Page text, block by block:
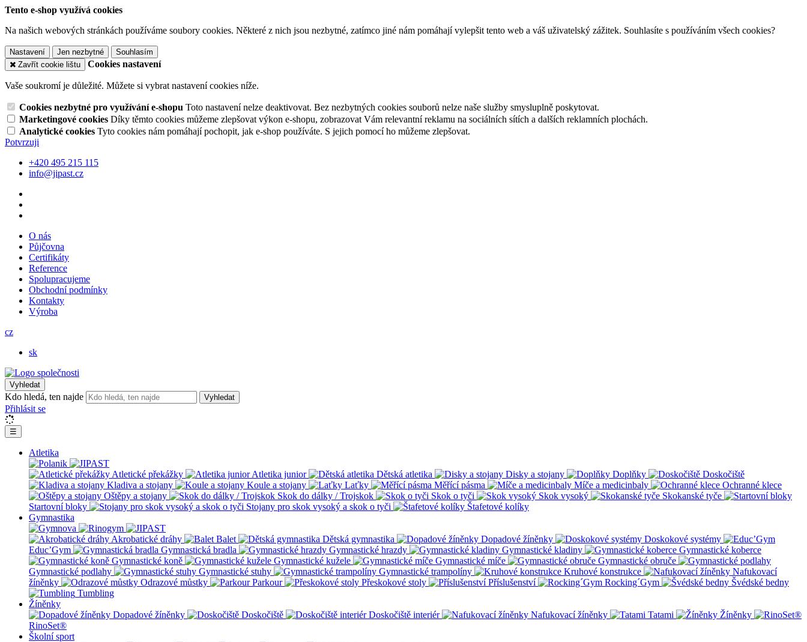
Tento e-shop využívá cookies
Na našich webových stránkách používáme soubory cookies. Některé z nich jsou nezbytné, zatímco jiné nám pomáhají vylepšit tento web a váš uživatelský zážitek. Souhlasíte s používáním všech cookies?
Nastavení Jen nezbytné
Souhlasím
Zavřít cookie lištu
Cookies nastavení
Vaše soukromí je důležité. Můžete si vybrat nastavení cookies níže.
Cookies nezbytné pro využívání e-shopu Toto nastavení nelze deaktivovat. Bez nezbytných cookies souborů nelze naše služby smysluplně poskytovat.
Marketingové cookies Díky těmto cookies můžeme zlepšovat výkon e-shopu, zobrazovat Vám relevantní reklamu na sociálních sítích a dalších reklamních plochách.
Analytické cookies Tyto cookies nám pomáhají pochopit, jak e-shop používáte. S jejich pomocí ho můžeme zlepšovat.
Potvrzuji
+420 495 215 115
info@jipast.cz
O nás
Půjčovna
Certifikáty
Reference
Spolupracujeme
Obchodní podmínky
Kontakty
Výroba
cz
sk
Vyhledat
Kdo hledá, ten najde Vyhledat
Přihlásit se
☰
Atletika
Atletické překážky Atletika junior Dětská atletika Disky a stojany Doplňky
Doskočiště
Kladiva a stojany
Koule a stojany Laťky Měřící pásma Míče a medicinbaly
Ochranné klece
Oštěpy a stojany
Skok do dálky / Trojskok Skok o tyči Skok vysoký
Skokanské tyče
Startovní bloky
Stojany pro skok vysoký a skok o tyči
Štafetové kolíky
Gymnastika
Akrobatické dráhy Balet Dětská gymnastika Dopadové žíněnky
Doskokové systémy
Educ’Gym
Gymnastická bradla Gymnastické hrazdy Gymnastické kladiny
Gymnastické koberce
Gymnastické koně
Gymnastické kužele Gymnastické míče
Gymnastické obruče
Gymnastické podlahy
Gymnastické stuhy Gymnastické trampolíny Kruhové konstrukce
Nafukovací
žíněnky
Odrazové můstky Parkour Přeskokové stoly Příslušenství Rocking´Gym
Švédské bedny
Tumbling
Žíněnky
Dopadové žíněnky
Doskočiště Doskočiště interiér Nafukovací žíněnky Tatami
Žíněnky
RinoSet®
Školní sport